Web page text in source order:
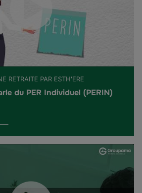
RETRAITE PAR ESTH'ERE
du PER Individuel (PERIN)